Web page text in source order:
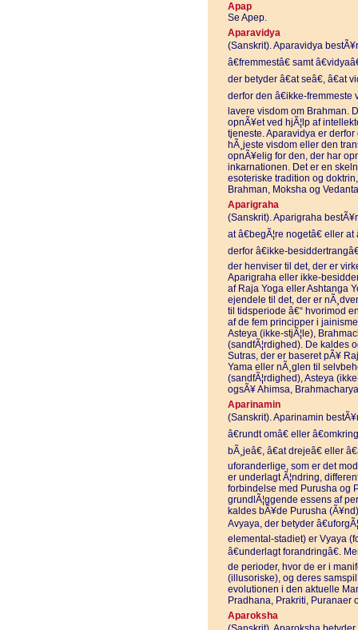
Apap
Se Apep.
Aparavidya
(Sanskrit). Aparavidya bestÃ¥r
â€fremmestâ€ samt
der betyder â€at seâ€, â€at
derfor den â€ikke-fremmeste
lavere visdom om Brahman.
opnÃ¥et ved hjÃ¦lp af
tjeneste. Aparavidya er derfor
hÃ¸jeste visdom eller den
opnÃ¥elig for den, der har
inkarnationen. Det er en
esoteriske tradition og
Brahman, Moksha og
Aparigraha
(Sanskrit). Aparigraha bestÃ¥r
at â€begÃ¦re nogetâ€ eller
derfor â€ikke-
der henviser til det, der er
Aparigraha eller ikke-
af Raja Yoga eller Ashtanga
ejendele til det, der er
til tidsperiode â€“ hvorimod
af de fem principper i
Asteya (ikke-stjÃ¦le),
(sandfÃ¦rdighed). De kaldes
Sutras, der er baseret pÃ¥
Yama eller nÃ¸glen til
(sandfÃ¦rdighed), Asteya
ogsÃ¥ Ahimsa,
Aparinamin
(Sanskrit). Aparinamin bestÃ¥r
â€rundt omâ€ eller
bÃ¸jeâ€, â€at drejeâ€ eller
uforanderlige, som er det
er underlagt Ã¦ndring,
forbindelse med Purusha og
grundlÃ¦ggende essens af
kaldes bÃ¥de Purusha
Avyaya, der betyder
elemental-stadiet) er Vyaya
â€underlagt forandringâ€.
de perioder, hvor de er i
(illusoriske), og deres
evolutionen i den aktuelle
Pradhana, Prakriti, Puranaer
Aparoksha